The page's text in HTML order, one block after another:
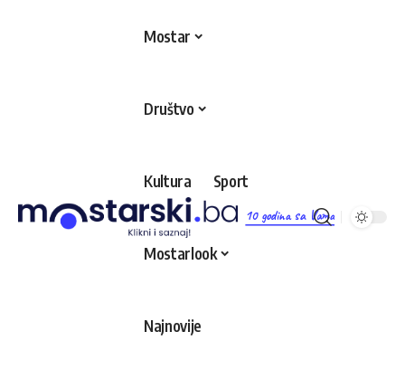
10 godina sa Vama
Mostar
Društvo
Kultura Sport
Mostarlook
Najnovije